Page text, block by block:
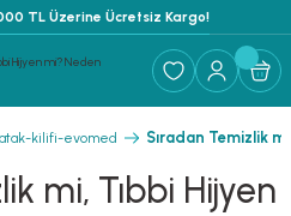
TL Üzerine Ücretsiz Kargo!
kilifi-evomed Sıradan Temizlik
mi, Tıbbi Hijyen